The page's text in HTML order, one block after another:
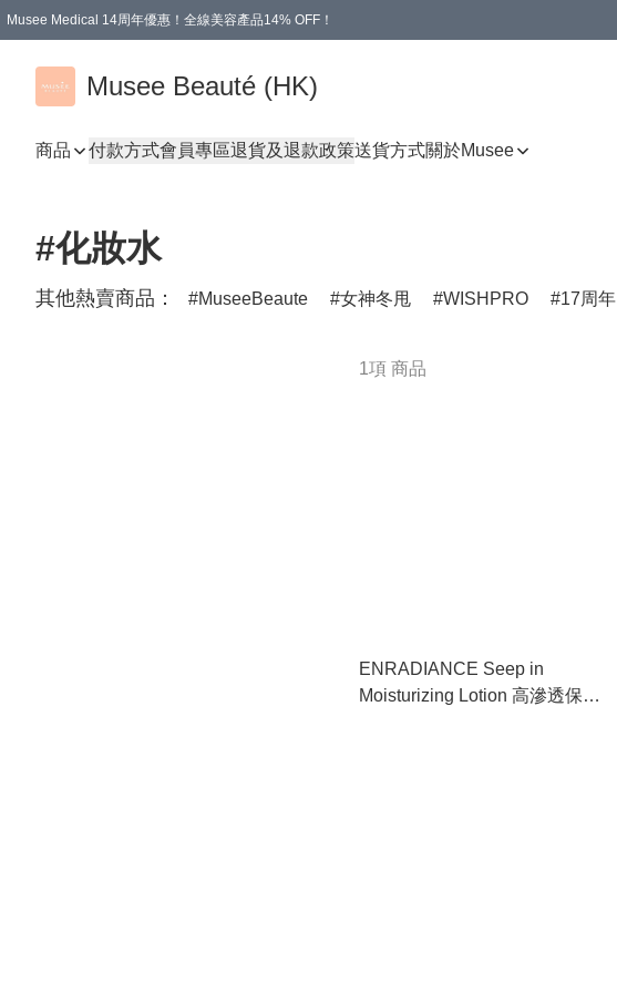
Musee Medical 14周年優惠！全線美容產品14% OFF！
Musee Beauté (HK)
商品 付款方式會員專區退貨及退款政策送貨方式關於Musee
#化妝水
其他熱賣商品： MuseeBeaute 女神冬甩 WISHPRO 17周年
1項 商品
ENRADIANCE Seep in
Moisturizing Lotion 高滲透保濕